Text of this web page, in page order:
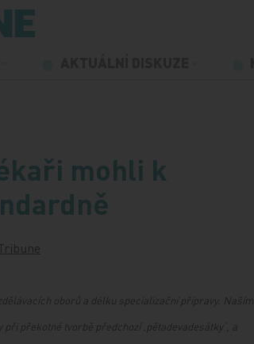
mohli k
oborů a délku specializační přípravy. Naším
překotné tvorbě předchozí ‚pětadevadesátky‘, a